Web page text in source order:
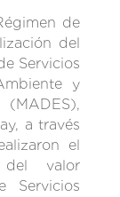
de
del
Servicios
y
a través
el
del valor
Servicios